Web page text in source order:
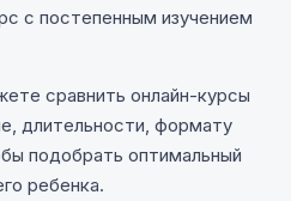
с постепенным изучением
сравнить онлайн-курсы
длительности, формату
подобрать оптимальный
ребенка.